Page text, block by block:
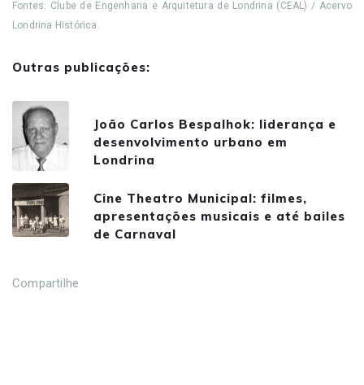
Fontes: Clube de Engenharia e Arquitetura de Londrina (CEAL) / Acervo
Londrina Histórica.
Outras publicações:
João Carlos Bespalhok: liderança e
desenvolvimento urbano em
Londrina
Cine Theatro Municipal: filmes,
apresentações musicais e até bailes
de Carnaval
Compartilhe